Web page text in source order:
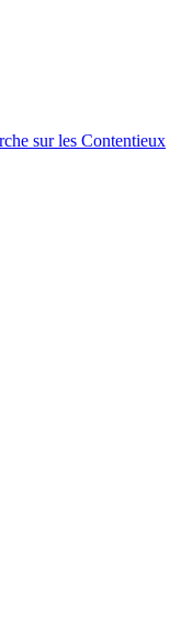
sur les Contentieux